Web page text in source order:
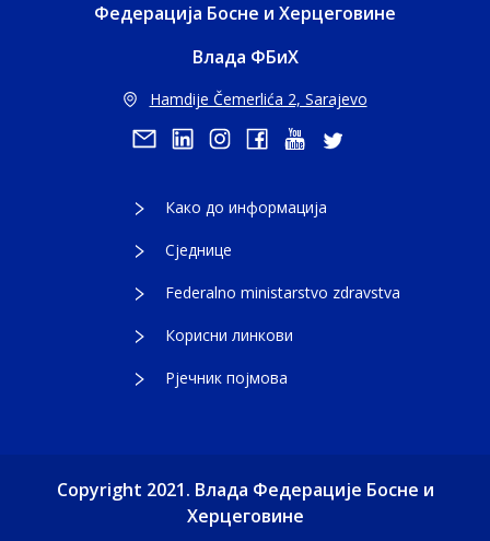
Федерација Босне и Херцеговине
Влада ФБиХ
Hamdije Čemerlića 2, Sarajevo
Како до информација
Сједнице
Federalno ministarstvo zdravstva
Корисни линкови
Рјечник појмова
Copyright 2021. Влада Федерације Босне и
Херцеговине